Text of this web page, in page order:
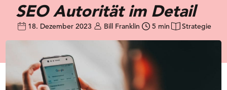
SEO Autorität im Detail
18. Dezember 2023 Bill Franklin 5 min Strategie